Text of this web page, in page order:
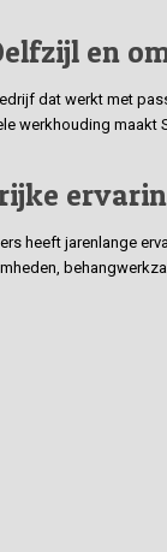
en
dat werkt met
werkhouding
heeft jarenlange